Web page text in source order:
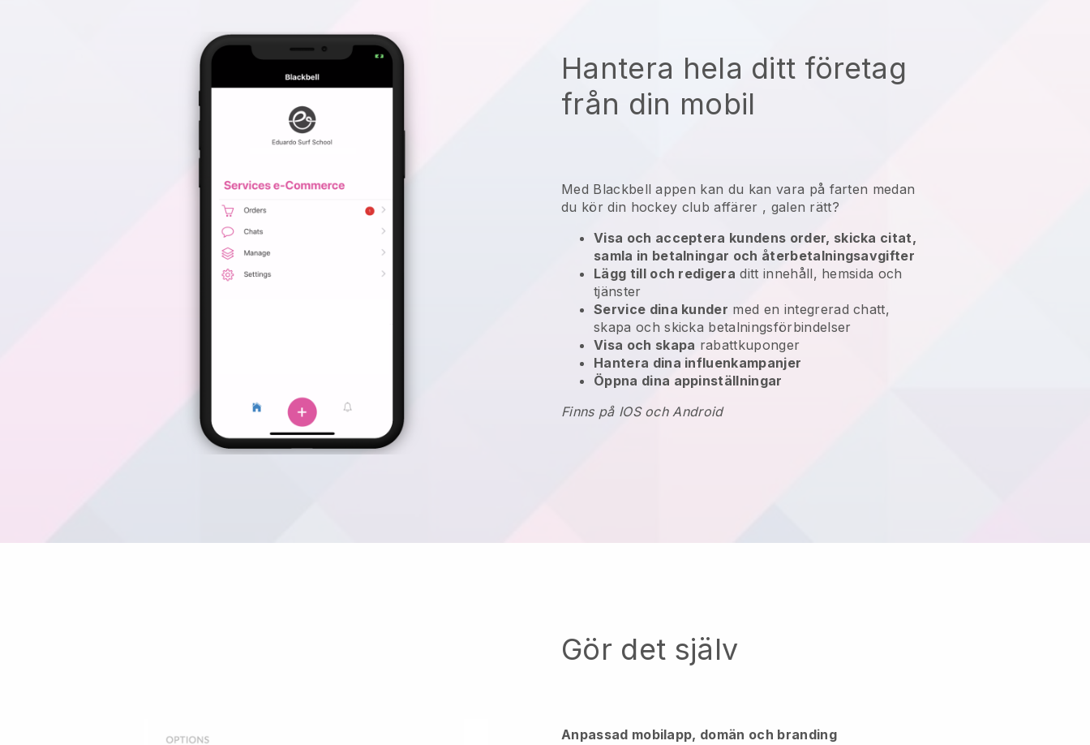
Hantera hela ditt företag
från din mobil
Med Blackbell appen kan du kan vara på farten medan
du kör din hockey club affärer , galen rätt?
Visa och acceptera kundens order, skicka citat,
samla in betalningar och återbetalningsavgifter
Lägg till och redigera ditt innehåll, hemsida och
tjänster
Service dina kunder med en integrerad chatt,
skapa och skicka betalningsförbindelser
Visa och skapa rabattkuponger
Hantera dina influenkampanjer
Öppna dina appinställningar
Finns på IOS och Android
Gör det själv
Anpassad mobilapp, domän och branding